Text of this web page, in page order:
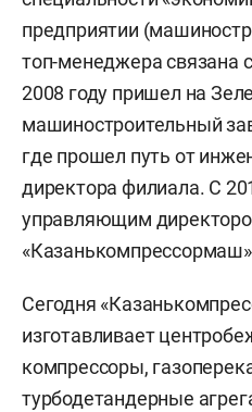
предприятии
топ-менеджера связана
2008 году пришел на
машиностроительный
где прошел путь от
директора филиала. С
управляющим
Сегодня
изготавливает
компрессоры,
турбодетандерные